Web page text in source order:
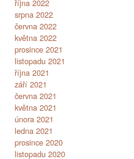
října 2022
srpna 2022
června 2022
května 2022
prosince 2021
listopadu 2021
října 2021
září 2021
června 2021
května 2021
února 2021
ledna 2021
prosince 2020
listopadu 2020